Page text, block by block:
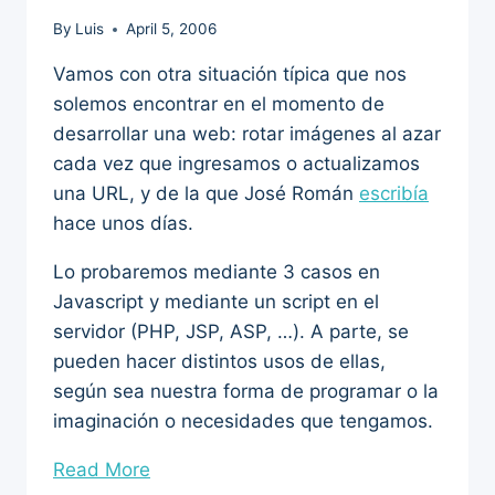
By Luis April 5, 2006
Vamos con otra situación típica que nos
solemos encontrar en el momento de
desarrollar una web: rotar imágenes al azar
cada vez que ingresamos o actualizamos
una URL, y de la que José Román escribía
hace unos días.
Lo probaremos mediante 3 casos en
Javascript y mediante un script en el
servidor (PHP, JSP, ASP, …). A parte, se
pueden hacer distintos usos de ellas,
según sea nuestra forma de programar o la
imaginación o necesidades que tengamos.
Read More